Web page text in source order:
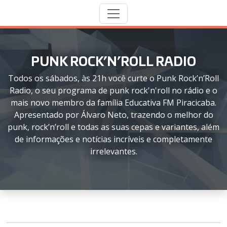
PUNK ROCK’N’ROLL RADIO
Todos os sábados, às 21h você curte o Punk Rock’n’Roll
Radio, o seu programa de punk rock'n'roll no rádio e o
mais novo membro da família Educativa FM Piracicaba.
Apresentado por Álvaro Neto, trazendo o melhor do
punk, rock’n’roll e todas as suas cepas e variantes, além
de informações e notícias incríveis e completamente
irrelevantes.